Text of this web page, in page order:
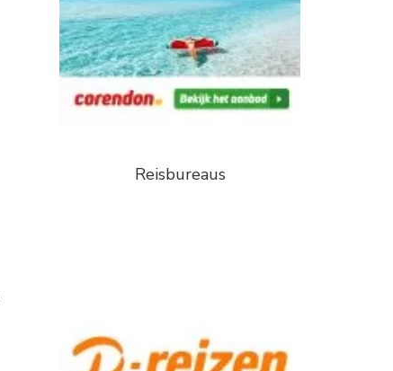
Reisbureaus